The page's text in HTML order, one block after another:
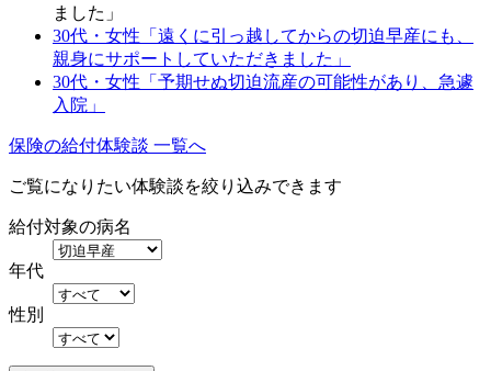
ました」
30代・女性「遠くに引っ越してからの切迫早産にも、
親身にサポートしていただきました」
30代・女性「予期せぬ切迫流産の可能性があり、急遽
入院」
保険の給付体験談 一覧へ
ご覧になりたい体験談を絞り込みできます
給付対象の病名
年代
性別